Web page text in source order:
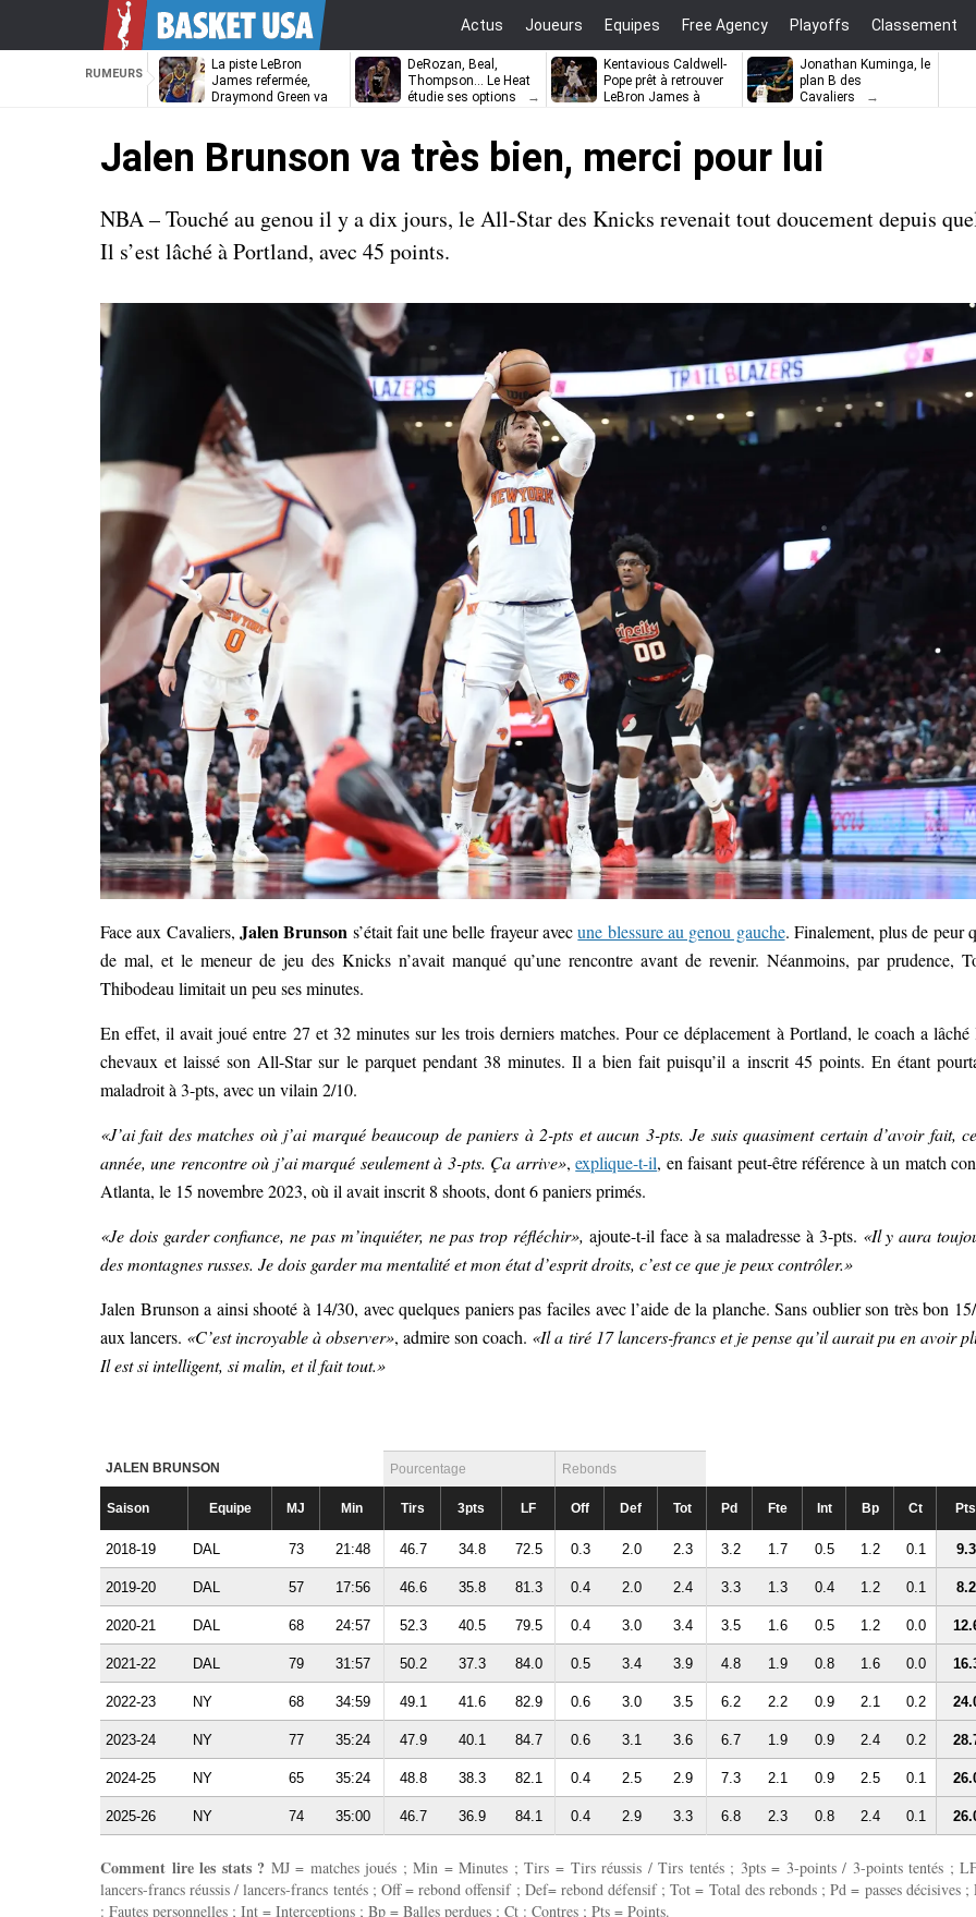
Actus Joueurs Equipes Free Agency Playoffs Classement
RUMEURS
La piste LeBron
James refermée,
Draymond Green va
DeRozan, Beal,
Thompson… Le Heat
étudie ses options
Kentavious Caldwell-
Pope prêt à retrouver
LeBron James à
Jonathan Kuminga, le
plan B des
Cavaliers
Jalen Brunson va très bien, merci pour lui
NBA – Touché au genou il y a dix jours, le All-Star des Knicks revenait tout doucement depuis
Il s’est lâché à Portland, avec 45 points.
Face aux Cavaliers, Jalen Brunson s’était fait une belle frayeur avecune blessure au genou gauche. Finalement, plus de peur
de mal, et le meneur de jeu des Knicks n’avait manqué qu’une rencontre avant de revenir. Néanmoins, par prudence,
Thibodeau limitait un peu ses minutes.
En effet, il avait joué entre 27 et 32 minutes sur les trois derniers matches. Pour ce déplacement à Portland, le coach a lâché
chevaux et laissé son All-Star sur le parquet pendant 38 minutes. Il a bien fait puisqu’il a inscrit 45 points. En étant
maladroit à 3-pts, avec un vilain 2/10.
«J’ai fait des matches où j’ai marqué beaucoup de paniers à 2-pts et aucun 3-pts. Je suis quasiment certain d’avoir fait,
année, une rencontre où j’ai marqué seulement à 3-pts. Ça arrive»,explique-t-il, en faisant peut-être référence à un match
Atlanta, le 15 novembre 2023, où il avait inscrit 8 shoots, dont 6 paniers primés.
«Je dois garder confiance, ne pas m’inquiéter, ne pas trop réfléchir», ajoute-t-il face à sa maladresse à 3-pts. «Il y aura
des montagnes russes. Je dois garder ma mentalité et mon état d’esprit droits, c’est ce que je peux contrôler.»
Jalen Brunson a ainsi shooté à 14/30, avec quelques paniers pas faciles avec l’aide de la planche. Sans oublier son très bon
aux lancers. «C’est incroyable à observer», admire son coach. «Il a tiré 17 lancers-francs et je pense qu’il aurait pu en avoir
Il est si intelligent, si malin, et il fait tout.»
JALEN BRUNSON Pourcentage Rebonds
Saison Equipe MJ Min Tirs 3pts LF Off Def Tot Pd Fte Int Bp Ct Pts
2018-19 DAL 73 21:48 46.7 34.8 72.5 0.3 2.0 2.3 3.2 1.7 0.5 1.2 0.1 9.3
2019-20 DAL 57 17:56 46.6 35.8 81.3 0.4 2.0 2.4 3.3 1.3 0.4 1.2 0.1 8.2
2020-21 DAL 68 24:57 52.3 40.5 79.5 0.4 3.0 3.4 3.5 1.6 0.5 1.2 0.0
2021-22 DAL 79 31:57 50.2 37.3 84.0 0.5 3.4 3.9 4.8 1.9 0.8 1.6 0.0
2022-23 NY 68 34:59 49.1 41.6 82.9 0.6 3.0 3.5 6.2 2.2 0.9 2.1 0.2
2023-24 NY 77 35:24 47.9 40.1 84.7 0.6 3.1 3.6 6.7 1.9 0.9 2.4 0.2
2024-25 NY 65 35:24 48.8 38.3 82.1 0.4 2.5 2.9 7.3 2.1 0.9 2.5 0.1
2025-26 NY 74 35:00 46.7 36.9 84.1 0.4 2.9 3.3 6.8 2.3 0.8 2.4 0.1
Comment lire les stats ? MJ = matches joués ; Min = Minutes ; Tirs = Tirs réussis / Tirs tentés ; 3pts = 3-points / 3-points tentés ;
lancers-francs réussis / lancers-francs tentés ; Off = rebond offensif ; Def= rebond défensif ; Tot = Total des rebonds ; Pd = passes décisives ;
: Fautes personnelles ; Int = Interceptions ; Bp = Balles perdues ; Ct : Contres ; Pts = Points.